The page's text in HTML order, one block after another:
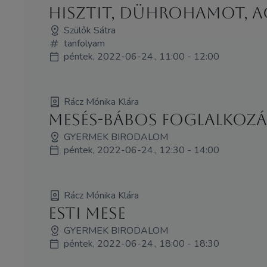
hisztit, dührohamot,
Szülők Sátra
tanfolyam
péntek, 2022-06-24., 11:00 - 12:00
Rácz Mónika Klára
Mesés-bábos
GYERMEK BIRODALOM
péntek, 2022-06-24., 12:30 - 14:00
Rácz Mónika Klára
Esti mese
GYERMEK BIRODALOM
péntek, 2022-06-24., 18:00 - 18:30